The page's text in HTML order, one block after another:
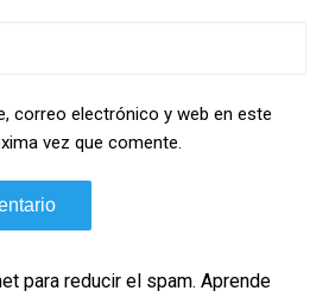
correo electrónico y web en este
vez que comente.
para reducir el spam. Aprende